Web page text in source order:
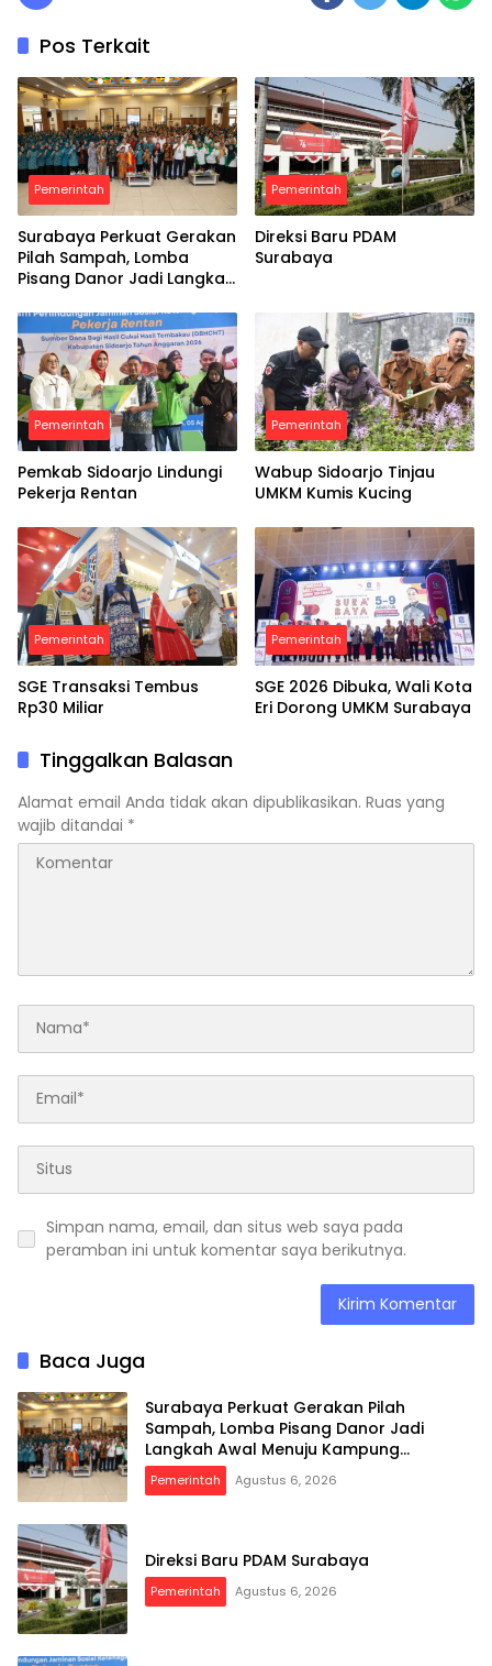
Pos Terkait
Pemerintah
Surabaya Perkuat Gerakan
Pilah Sampah, Lomba
Pisang Danor Jadi Langkah
Pancasila
Pemerintah
Direksi Baru PDAM
Surabaya
Pemerintah
Pemkab Sidoarjo Lindungi
Pekerja Rentan
Pemerintah
Wabup Sidoarjo Tinjau
UMKM Kumis Kucing
Pemerintah
SGE Transaksi Tembus
Rp30 Miliar
Pemerintah
SGE 2026 Dibuka, Wali Kota
Eri Dorong UMKM Surabaya
Tinggalkan Balasan
Alamat email Anda tidak akan dipublikasikan. Ruas yang
wajib ditandai *
Simpan nama, email, dan situs web saya pada
peramban ini untuk komentar saya berikutnya.
Baca Juga
Surabaya Perkuat Gerakan Pilah
Sampah, Lomba Pisang Danor Jadi
Langkah Awal Menuju Kampung
Pancasila
Pemerintah Agustus 6, 2026
Direksi Baru PDAM Surabaya
Pemerintah Agustus 6, 2026